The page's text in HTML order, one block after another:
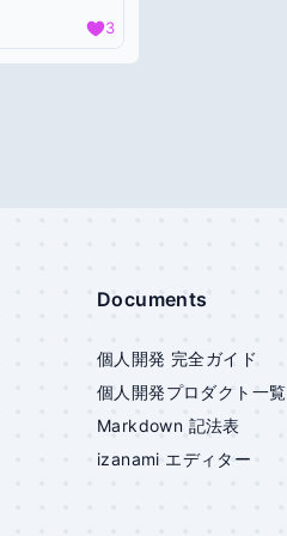
3
Documents
個人開発 完全ガイド
個人開発プロダクト一覧
Markdown 記法表
izanami エディター